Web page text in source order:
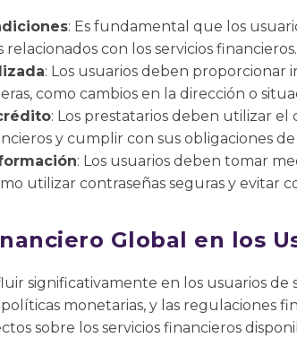
: Es fundamental que los
con los servicios financieros.
: Los usuarios deben proporcionar
como cambios en la dirección o
: Los prestatarios deben utilizar el
y cumplir con sus obligaciones de
: Los usuarios deben tomar
utilizar contraseñas seguras y evitar
Global en los
significativamente en los usuarios de
monetarias, y las regulaciones
sobre los servicios financieros